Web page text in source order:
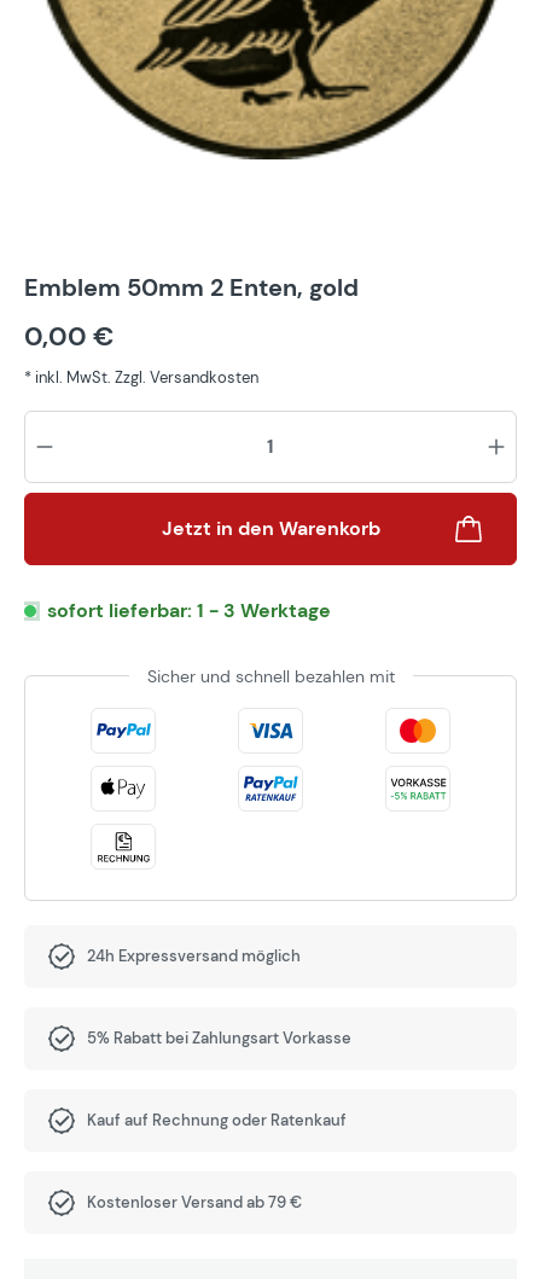
Emblem 50mm 2 Enten, gold
0,00 €
* inkl. MwSt. Zzgl. Versandkosten
Jetzt in den Warenkorb
sofort lieferbar: 1 - 3 Werktage
Sicher und schnell bezahlen mit
24h Expressversand möglich
5% Rabatt bei Zahlungsart Vorkasse
Kauf auf Rechnung oder Ratenkauf
Kostenloser Versand ab 79 €